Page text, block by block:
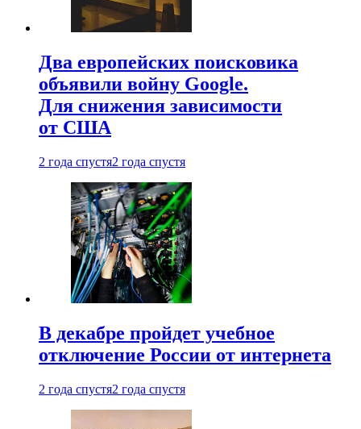
Два европейских поисковика
объявили войну Google.
Для снижения зависимости
от США
2 года спустя2 года спустя
В декабре пройдет учебное
отключение России от интернета
2 года спустя2 года спустя